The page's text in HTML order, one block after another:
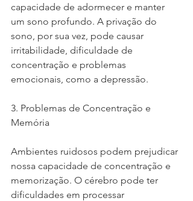
capacidade de adormecer e manter
um sono profundo. A privação do
sono, por sua vez, pode causar
irritabilidade, dificuldade de
concentração e problemas
emocionais, como a depressão.
3. Problemas de Concentração e
Memória
Ambientes ruidosos podem prejudicar
nossa capacidade de concentração e
memorização. O cérebro pode ter
dificuldades em processar